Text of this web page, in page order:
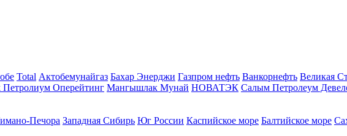
Total Актобемунайгаз Бахар Энерджи Газпром нефть Ванкорнефть Великая
Петролиум Оперейтинг Мангышлак Мунай НОВАТЭК Салым Петролеум
Печора Западная Сибирь Юг России Каспийское море Балтийское море